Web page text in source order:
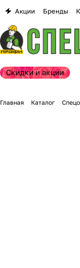
Акции Бренды
Скидки и акции
Главная Каталог